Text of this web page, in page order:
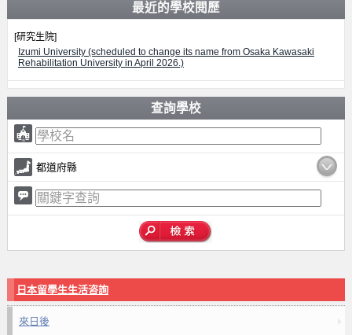
最近的學校閱歷
[研究生院]
Izumi University (scheduled to change its name from Osaka Kawasaki
Rehabilitation University in April 2026.)
查詢學校
都道府縣
日本留學生生活咨詢
來日後